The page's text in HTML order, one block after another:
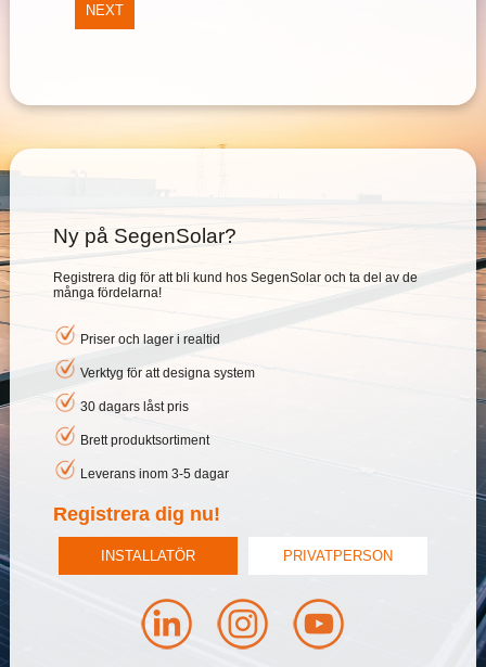
NEXT
Ny på SegenSolar?
Registrera dig för att bli kund hos SegenSolar och ta del av de
många fördelarna!
Priser och lager i realtid
Verktyg för att designa system
30 dagars låst pris
Brett produktsortiment
Leverans inom 3-5 dagar
Registrera dig nu!
INSTALLATÖR PRIVATPERSON